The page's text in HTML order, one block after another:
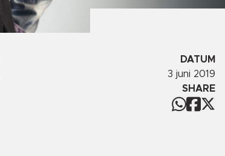
DATUM
3 juni 2019
SHARE